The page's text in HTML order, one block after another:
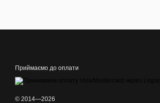
Приймаємо до оплати
© 2014—2026